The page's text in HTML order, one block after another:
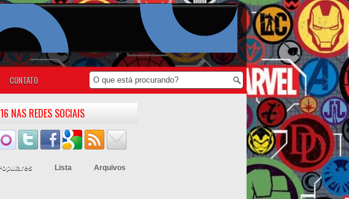
CONTATO
NAS REDES SOCIAIS
Lista Arquivos